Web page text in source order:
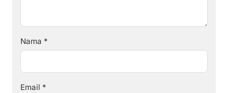
Nama *
Email *